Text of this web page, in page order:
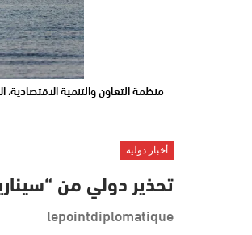
منظمة التعاون والتنمية الاقتصادية،
أخبار دولية
تحذير دولي من
lepointdiplomatique